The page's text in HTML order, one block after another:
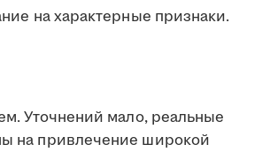
на характерные признаки.
Уточнений мало, реальные
на привлечение широкой